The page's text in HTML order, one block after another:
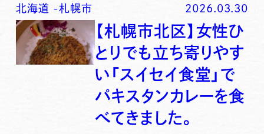
北海道 -札幌市 2026.03.30
【札幌市北区】女性ひ
とりでも立ち寄りやす
い「スイセイ食堂」で
パキスタンカレーを食
べてきました。